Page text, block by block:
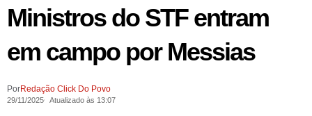
Ministros do STF entram
em campo por Messias
PorRedação Click Do Povo
29/11/2025 Atualizado às 13:07